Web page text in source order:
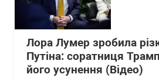
Лора Лумер зробила
Путіна: соратниця
його усунення (Відео)